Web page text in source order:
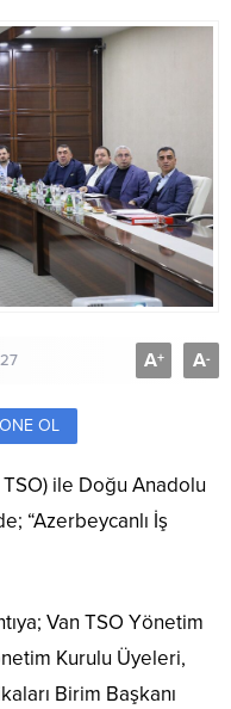
A+ A-
OL
ile Doğu Anadolu
“Azerbeycanlı İş
Van TSO Yönetim
Kurulu Üyeleri,
Birim Başkanı